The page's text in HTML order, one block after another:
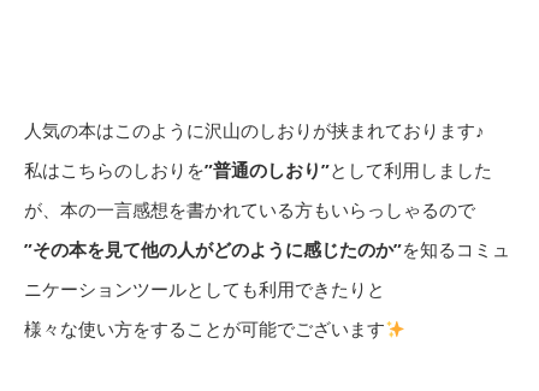
人気の本はこのように沢山のしおりが挟まれております♪
私はこちらのしおりを”普通のしおり”として利用しました
が、本の一言感想を書かれている方もいらっしゃるので
”その本を見て他の人がどのように感じたのか”を知るコミュ
ニケーションツールとしても利用できたりと
様々な使い方をすることが可能でございます